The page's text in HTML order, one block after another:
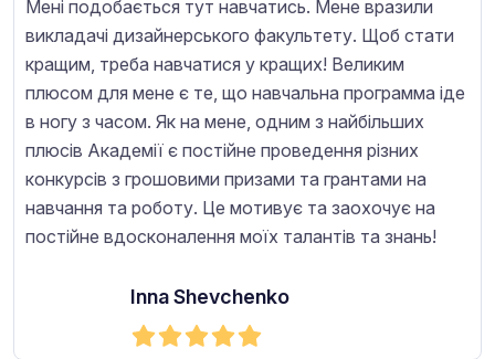
Мені подобається тут навчатись. Мене вразили
викладачі дизайнерського факультету. Щоб стати
кращим, треба навчатися у кращих! Великим
плюсом для мене є те, що навчальна программа іде
в ногу з часом. Як на мене, одним з найбільших
плюсів Академії є постійне проведення різних
конкурсів з грошовими призами та грантами на
навчання та роботу. Це мотивує та заохочує на
постійне вдосконалення моїх талантів та знань!
Inna Shevchenko